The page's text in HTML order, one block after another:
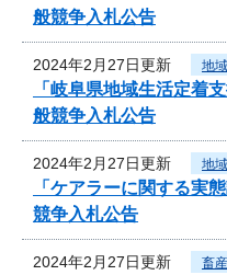
般競争入札公告
2024年2月27日更新 地
「岐阜県地域生活定着
般競争入札公告
2024年2月27日更新 地
「ケアラーに関する実
競争入札公告
2024年2月27日更新 畜